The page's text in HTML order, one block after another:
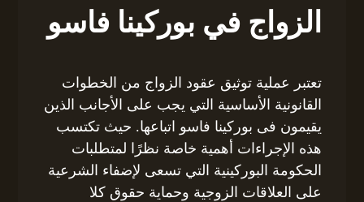
الزواج في بوركينا فاسو
تعتبر عملية توثيق عقود الزواج من الخطوات
القانونية الأساسية التي يجب على الأجانب الذين
يقيمون فى بوركينا فاسو اتباعها. حيث تكتسب
هذه الإجراءات أهمية خاصة نظرًا لمتطلبات
الحكومة البوركينية التي تسعى لإضفاء الشرعية
على العلاقات الزوجية وحماية حقوق كلا